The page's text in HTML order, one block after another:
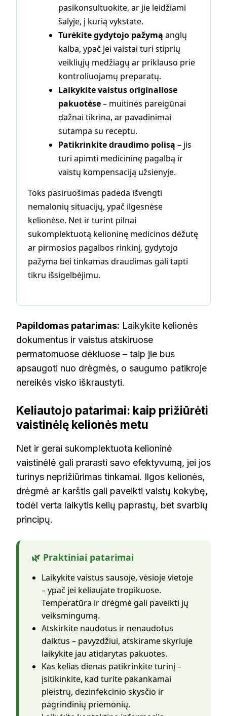
pasikonsultuokite, ar jie leidžiami
šalyje, į kurią vykstate.
Turėkite gydytojo pažymą anglų
kalba, ypač jei vaistai turi stiprių
veikliųjų medžiagų ar priklauso prie
kontroliuojamų preparatų.
Laikykite vaistus originaliose
pakuotėse– muitinės pareigūnai
dažnai tikrina, ar pavadinimai
sutampa su receptu.
Patikrinkite draudimo polisą – jis
turi apimti medicininę pagalbą ir
vaistų kompensaciją užsienyje.
Toks pasiruošimas padeda išvengti
nemalonių situacijų, ypač ilgesnėse
kelionėse. Net ir turint pilnai
sukomplektuotą kelioninę medicinos dėžutę
ar pirmosios pagalbos rinkinį, gydytojo
pažyma bei tinkamas draudimas gali tapti
tikru išsigelbėjimu.
Papildomas patarimas: Laikykite kelionės
dokumentus ir vaistus atskiruose
permatomuose dėkluose – taip jie bus
apsaugoti nuo drėgmės, o saugumo patikroje
nereikės visko iškraustyti.
Keliautojo patarimai: kaip prižiūrėti
vaistinėlę kelionės metu
Net ir gerai sukomplektuota kelioninė
vaistinėlė gali prarasti savo efektyvumą, jei jos
turinys neprižiūrimas tinkamai. Ilgos kelionės,
drėgmė ar karštis gali paveikti vaistų kokybę,
todėl verta laikytis kelių paprastų, bet svarbių
principų.
🌿 Praktiniai patarimai
Laikykite vaistus sausoje, vėsioje vietoje
– ypač jei keliaujate tropikuose.
Temperatūra ir drėgmė gali paveikti jų
veiksmingumą.
Atskirkite naudotus ir nenaudotus
daiktus – pavyzdžiui, atskirame skyriuje
laikykite jau atidarytas pakuotes.
Kas kelias dienas patikrinkite turinį –
įsitikinkite, kad turite pakankamai
pleistrų, dezinfekcinio skysčio ir
pagrindinių priemonių.